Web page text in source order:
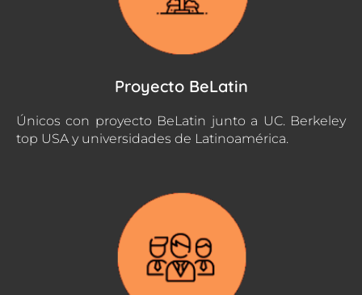
Proyecto BeLatin
Únicos con proyecto BeLatin junto a UC. Berkeley
top USA y universidades de Latinoamérica.